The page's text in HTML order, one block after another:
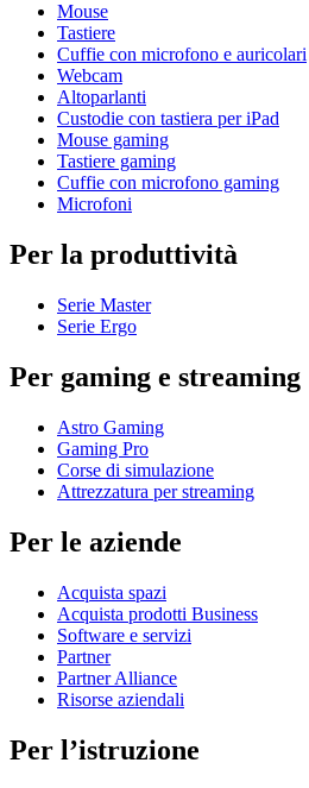
Mouse
Tastiere
Cuffie con microfono e auricolari
Webcam
Altoparlanti
Custodie con tastiera per iPad
Mouse gaming
Tastiere gaming
Cuffie con microfono gaming
Microfoni
Per la produttività
Serie Master
Serie Ergo
Per gaming e streaming
Astro Gaming
Gaming Pro
Corse di simulazione
Attrezzatura per streaming
Per le aziende
Acquista spazi
Acquista prodotti Business
Software e servizi
Partner
Partner Alliance
Risorse aziendali
Per l’istruzione